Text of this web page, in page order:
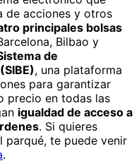
de acciones y otros
principales bolsas
Bilbao y
de
, una plataforma
para garantizar
precio en todas las
igualdad de acceso a
. Si quieres
parqué, te puede venir
.